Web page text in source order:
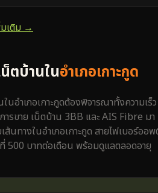
มเติม →
ตบ้านในอำเภอเกาะกูด
ในอำเภอเกาะกูดต้องพิจารณาทั้งความเร็ว
ารขาย เน็ตบ้าน 3BB และ AIS Fibre มา
ส้นทางในอำเภอเกาะกูด สายไฟเบอร์ออ
500 บาทต่อเดือน พร้อมดูแลตลอดอายุ